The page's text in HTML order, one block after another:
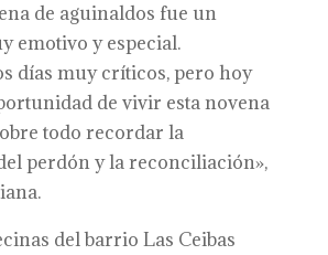
de aguinaldos fue un
emotivo y especial.
días muy críticos, pero hoy
de vivir esta novena
todo recordar la
perdón y la reconciliación»,
del barrio Las Ceibas